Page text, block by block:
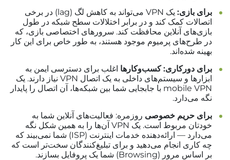
برای بازی:
یک VPN می‌تواند به کاهش لگ (lag) در برخی
اتصالات کمک کند و در برابر اختلالات سطح شبکه در طول
بازی‌های آنلاین محافظت کند. سرورهای اختصاصی بازی، که
در طرح‌های پرمیوم موجود هستند، به طور خاص برای این کار
بهینه شده‌اند.
برای دورکاری: کسب‌وکارها اغلب برای دسترسی ایمن به
ابزارها و سیستم‌های داخلی به یک اتصال VPN نیاز دارند. یک
mobile VPN با جابجایی شما بین شبکه‌ها، آن اتصال را پایدار
نگه می‌دارد.
برای حریم خصوصی روزمره: فعالیت‌های آنلاین شما به
خودتان مربوط است. یک VPN آن‌ها را به همین شکل نگه
می‌دارد — ارائه‌دهنده خدمات اینترنت (ISP) شما نمی‌بیند که
چه کاری انجام می‌دهید و برای تبلیغ‌کنندگان سخت‌تر است که
بر اساس مرور (Browsing) شما یک پروفایل بسازند.